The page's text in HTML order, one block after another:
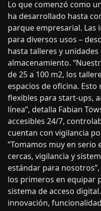
Lo que comenzó como
ha desarrollado hasta
parque empresarial. Las
para diversos usos –
hasta talleres y
almacenamiento.
de 25 a 100 m2, los
espacios de oficina.
flexibles para start-ups,
línea”, detalla Fabian
accesibles 24/7,
cuentan con vigilancia
“Tomamos muy en serio
cercas, vigilancia y
estándar para nosotros”,
los primeros en equipar
sistema de acceso
innovación,